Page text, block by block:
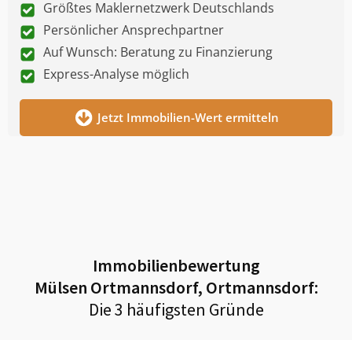
Größtes Maklernetzwerk Deutschlands
Persönlicher Ansprechpartner
Auf Wunsch: Beratung zu Finanzierung
Express-Analyse möglich
Jetzt Immobilien-Wert ermitteln
Immobilienbewertung
Mülsen Ortmannsdorf, Ortmannsdorf:
Die 3 häufigsten Gründe